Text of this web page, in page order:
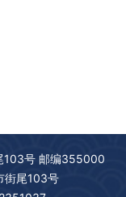
103号 邮编355000
街尾103号